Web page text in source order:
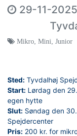
29-11-
Mikro Mini Junior
Sted: Tyvdalhøj
Start: Lørdag den
egen hytte
Slut: Søndag den
Spejdercenter
Pris: 200 kr. for